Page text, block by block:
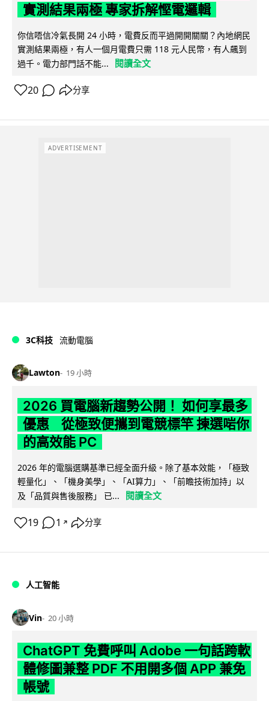
實測結果兩極 專家拆解慳電邏輯
你信唔信冷氣長開 24 小時，電費反而平過開開關關？內地網民
實測結果兩極，有人一個月電費只需 118 元人民幣，有人飆到
過千。電力部門話不能...
閱讀全文
20 分享
ADVERTISEMENT
3C科技 流動電腦
Lawton 19 小時
2026 買電腦新趨勢公開！ 如何享最多
優惠 從極致便攜到電競標竿 揀選啱你
的高效能 PC
2026 年的電腦選購基準已經全面升級。除了基本效能，「極致
輕量化」、「機身美學」、「AI算力」、「前瞻技術加持」以
及「品質與售後服務」 已...
閱讀全文
19 1 ↗ 分享
人工智能
Vin 20 小時
ChatGPT 免費呼叫 Adobe 一句話跨軟
體修圖兼整 PDF 不用開多個 APP 兼免
帳號